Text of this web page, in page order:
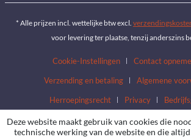
* Alle prijzen incl. wettelijke btw excl.
voor levering ter plaatse, tenzij anderszins
Cookie-Instellingen
Contact
Verzending en betaling
Algemene
Herroepingsrecht
Privacy
Deze website maakt gebruik van cookies die
technische werking van de website en die